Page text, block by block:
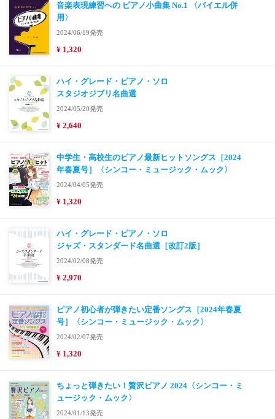
音楽表現練習への ピアノ小曲集 No.1 〈バイエル併
用〉
2024/06/19発売
¥ 1,320
ハイ・グレード・ピアノ・ソロ
スタジオジブリ名曲選
2024/05/20発売
¥ 2,640
中学生・高校生のピアノ最新ヒットソングス［2024
年春夏号］〈シンコー・ミュージック・ムック〉
2024/04/05発売
¥ 1,320
ハイ・グレード・ピアノ・ソロ
ジャズ・スタンダード名曲選［改訂2版］
2024/02/08発売
¥ 2,970
ピアノ初心者が弾きたい定番ソングス［2024年春夏
号］〈シンコー・ミュージック・ムック〉
2024/02/07発売
¥ 1,320
ちょっと弾きたい！贅沢ピアノ 2024〈シンコー・ミ
ュージック・ムック〉
2024/01/13発売